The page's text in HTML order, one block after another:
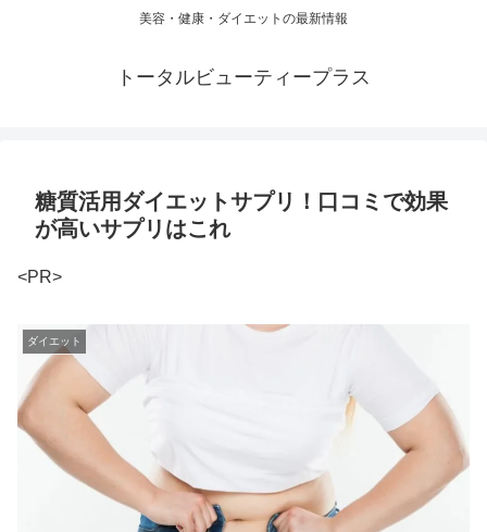
美容・健康・ダイエットの最新情報
トータルビューティープラス
糖質活用ダイエットサプリ！口コミで効果
が高いサプリはこれ
<PR>
ダイエット